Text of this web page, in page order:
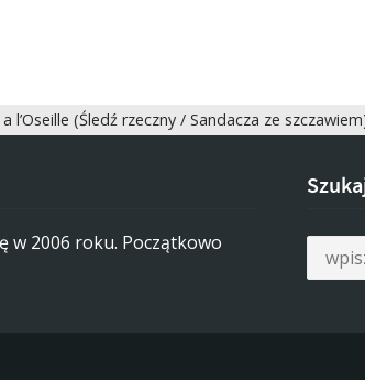
l’Oseille (Śledź rzeczny / Sandacza ze
w 2006 roku. Początkowo